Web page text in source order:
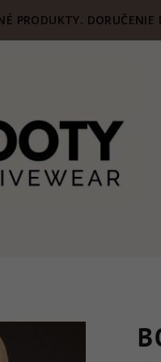
PRODUKTY. DORUČENIE